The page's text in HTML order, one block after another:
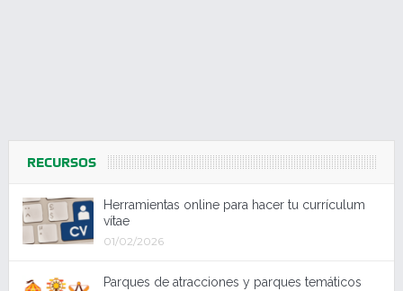
RECURSOS
Herramientas online para hacer tu currículum
vítae
01/02/2026
Parques de atracciones y parques temáticos